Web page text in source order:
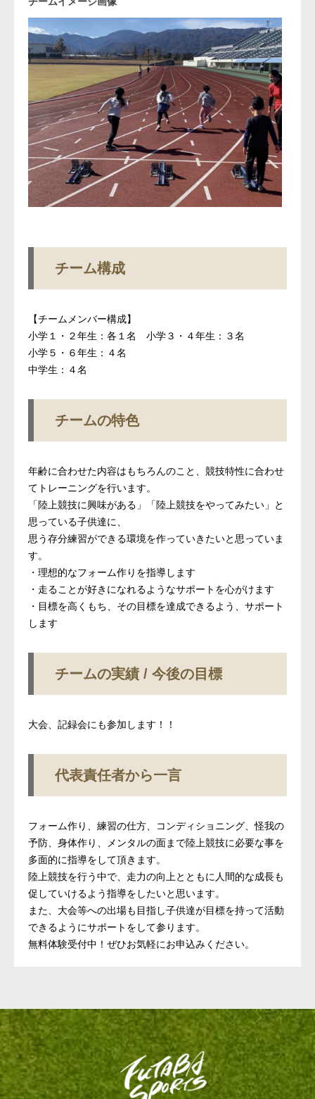
チーム構成
【チームメンバー構成】
小学１・２年生：各１名 小学３・４年生：３名
小学５・６年生：４名
中学生：４名
チームの特色
年齢に合わせた内容はもちろんのこと、競技特性に合わせ
てトレーニングを行います。
「陸上競技に興味がある」「陸上競技をやってみたい」と
思っている子供達に、
思う存分練習ができる環境を作っていきたいと思っていま
す。
・理想的なフォーム作りを指導します
・走ることが好きになれるようなサポートを心がけます
・目標を高くもち、その目標を達成できるよう、サポート
します
チームの実績 / 今後の目標
大会、記録会にも参加します！！
代表責任者から一言
フォーム作り、練習の仕方、コンディショニング、怪我の
予防、身体作り、メンタルの面まで陸上競技に必要な事を
多面的に指導をして頂きます。
陸上競技を行う中で、走力の向上とともに人間的な成長も
促していけるよう指導をしたいと思います。
また、大会等への出場も目指し子供達が目標を持って活動
できるようにサポートをして参ります。
無料体験受付中！ぜひお気軽にお申込みください。